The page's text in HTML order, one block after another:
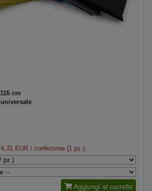
116 cm
universale
6,31 EUR / confezione (1 pz.)
Aggiungi al carrello